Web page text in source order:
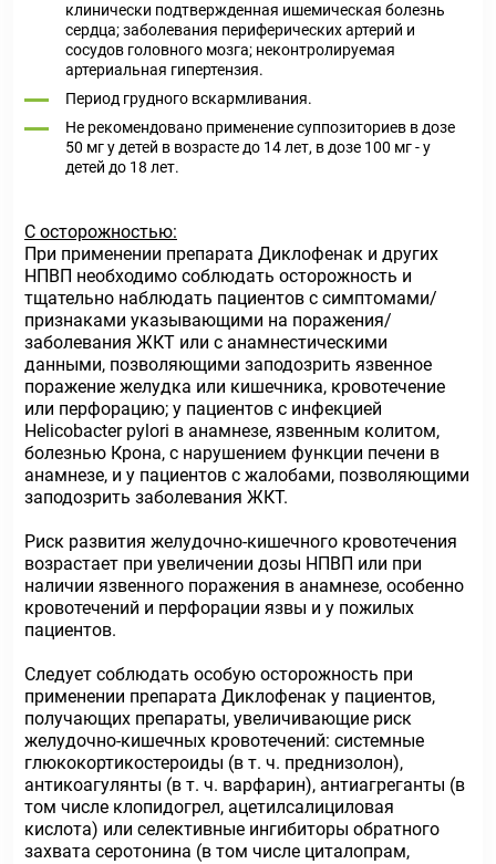
клинически подтвержденная ишемическая болезнь
сердца; заболевания периферических артерий и
сосудов головного мозга; неконтролируемая
артериальная гипертензия.
Период грудного вскармливания.
Не рекомендовано применение суппозиториев в дозе
50 мг у детей в возрасте до 14 лет, в дозе 100 мг - у
детей до 18 лет.
С осторожностью:
При применении препарата Диклофенак и других
НПВП необходимо соблюдать осторожность и
тщательно наблюдать пациентов с симптомами/
признаками указывающими на поражения/
заболевания ЖКТ или с анамнестическими
данными, позволяющими заподозрить язвенное
поражение желудка или кишечника, кровотечение
или перфорацию; у пациентов с инфекцией
Helicobacter pylori в анамнезе, язвенным колитом,
болезнью Крона, с нарушением функции печени в
анамнезе, и у пациентов с жалобами, позволяющими
заподозрить заболевания ЖКТ.
Риск развития желудочно-кишечного кровотечения
возрастает при увеличении дозы НПВП или при
наличии язвенного поражения в анамнезе, особенно
кровотечений и перфорации язвы и у пожилых
пациентов.
Следует соблюдать особую осторожность при
применении препарата Диклофенак у пациентов,
получающих препараты, увеличивающие риск
желудочно-кишечных кровотечений: системные
глюкокортикостероиды (в т. ч. преднизолон),
антикоагулянты (в т. ч. варфарин), антиагреганты (в
том числе клопидогрел, ацетилсалициловая
кислота) или селективные ингибиторы обратного
захвата серотонина (в том числе циталопрам,